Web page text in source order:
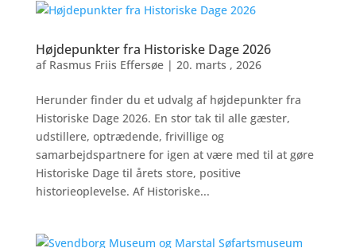
Højdepunkter fra Historiske Dage 2026
af Rasmus Friis Effersøe| 20. marts , 2026
Herunder finder du et udvalg af højdepunkter fra
Historiske Dage 2026. En stor tak til alle gæster,
udstillere, optrædende, frivillige og
samarbejdspartnere for igen at være med til at gøre
Historiske Dage til årets store, positive
historieoplevelse. Af Historiske...